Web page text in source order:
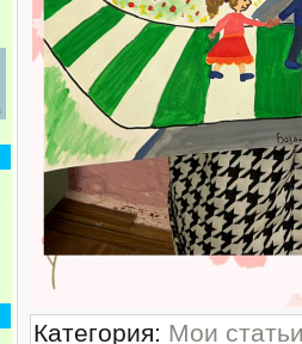
Категория: Мои